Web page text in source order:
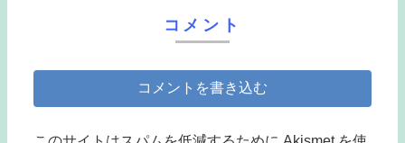
コメント
コメントを書き込む